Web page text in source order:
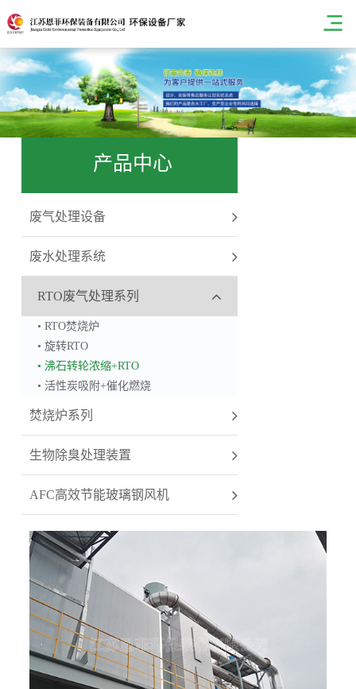
产品中心
废气处理设备
废水处理系统
RTO废气处理系列
• RTO焚烧炉
• 旋转RTO
• 沸石转轮浓缩+RTO
• 活性炭吸附+催化燃烧
焚烧炉系列
生物除臭处理装置
AFC高效节能玻璃钢风机